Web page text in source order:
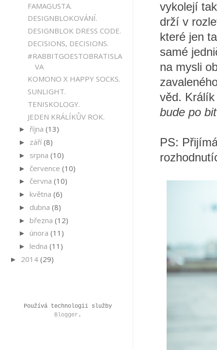
vykolejí
drží v
které jen
samé
na mysli
věd.
bude po
PS:
FAMAGUSTA.
DESIGNBLOKOVÁNÍ.
DESIGNBLOK DRESS CODE.
DECISIONS, DECISIONS.
#RABBITGOESTOBRATISLA
VA
KOMONO X HAPPY SOCKS.
SUNLIGHT.
TENISKOLOGY.
JEDEN KRÁLÍKŮV ROK.
► října (13)
► září(8)
► srpna (10)
► července (10)
► června (10)
► května (6)
► dubna (8)
► března (12)
► února (11)
► ledna (11)
► 2014 (29)
Používá technologii služby
Blogger .